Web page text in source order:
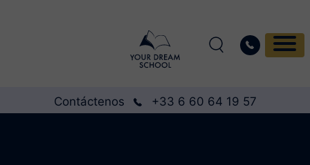
Contáctenos +33 6 60 64 19 57